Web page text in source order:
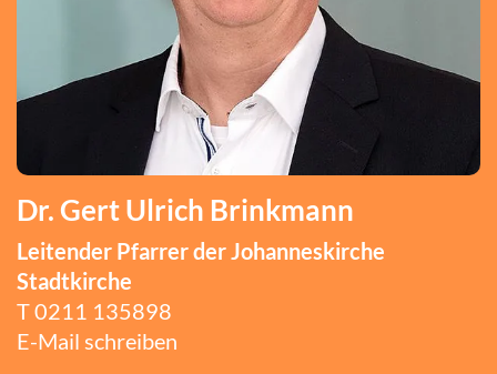
Dr. Gert Ulrich Brinkmann
Leitender Pfarrer der Johanneskirche
Stadtkirche
T0211 135898
E-Mail schreiben